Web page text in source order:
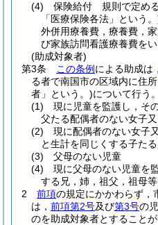
(4)
保険給付 規則で定め
「医療保険各法」という
外併用療養費，療養費，
び家族訪問看護療養費をい
(助成対象者)
第3条
この条例 による助成は，
る者で南国市の区域内に住
者」という。)について行う。
(1)
現に児童を監護し，そ
父たる配偶者のない女子
(2)
現に配偶者のない女子
と生計を同じくする子た
(3)
父母のない児童
(4)
現に父母のない児童を
する兄，姉，祖父，祖母
2
前項の規定にかかわらず，
は， 前項第2号及び第3号の
のを助成対象者とすることが